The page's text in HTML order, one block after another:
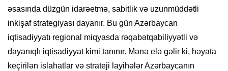
əsasında düzgün idarəetmə, sabitlik və uzunmüddətli
inkişaf strategiyası dayanır. Bu gün Azərbaycan
iqtisadiyyatı regional miqyasda rəqabətqabiliyyətli və
dayanıqlı iqtisadiyyat kimi tanınır. Mənə elə gəlir ki, həyata
keçirilən islahatlar və strateji layihələr Azərbaycanın